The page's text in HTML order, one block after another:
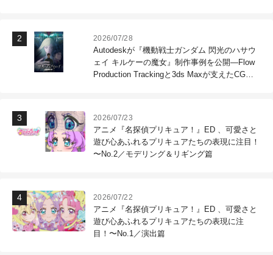
2026/07/28
Autodeskが『機動戦士ガンダム 閃光のハサウ
ェイ キルケーの魔女』制作事例を公開―Flow
Production Trackingと3ds Maxが支えたCG制
2026/07/23
アニメ『名探偵プリキュア！』ED 、可愛さと
遊び心あふれるプリキュアたちの表現に注目！
〜No.2／モデリング＆リギング篇
2026/07/22
アニメ『名探偵プリキュア！』ED 、可愛さと
遊び心あふれるプリキュアたちの表現に注
目！〜No.1／演出篇